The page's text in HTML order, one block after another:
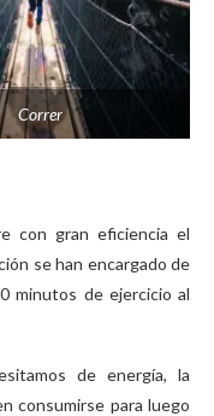
Correr
con gran eficiencia el
se han encargado de
minutos de ejercicio al
de energía, la
consumirse para luego